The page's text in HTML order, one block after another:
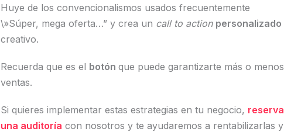
Huye de los convencionalismos usados frecuentemente
\»Súper, mega oferta…” y crea un call to action personalizado
creativo.
Recuerda que es el botón que puede garantizarte más o menos
ventas.
Si quieres implementar estas estrategias en tu negocio, reserva
una auditoría con nosotros y te ayudaremos a rentabilizarlas y